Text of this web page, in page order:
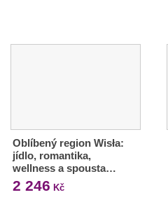
Oblíbený region Wisła:
jídlo, romantika,
wellness a spousta…
2 246 Kč